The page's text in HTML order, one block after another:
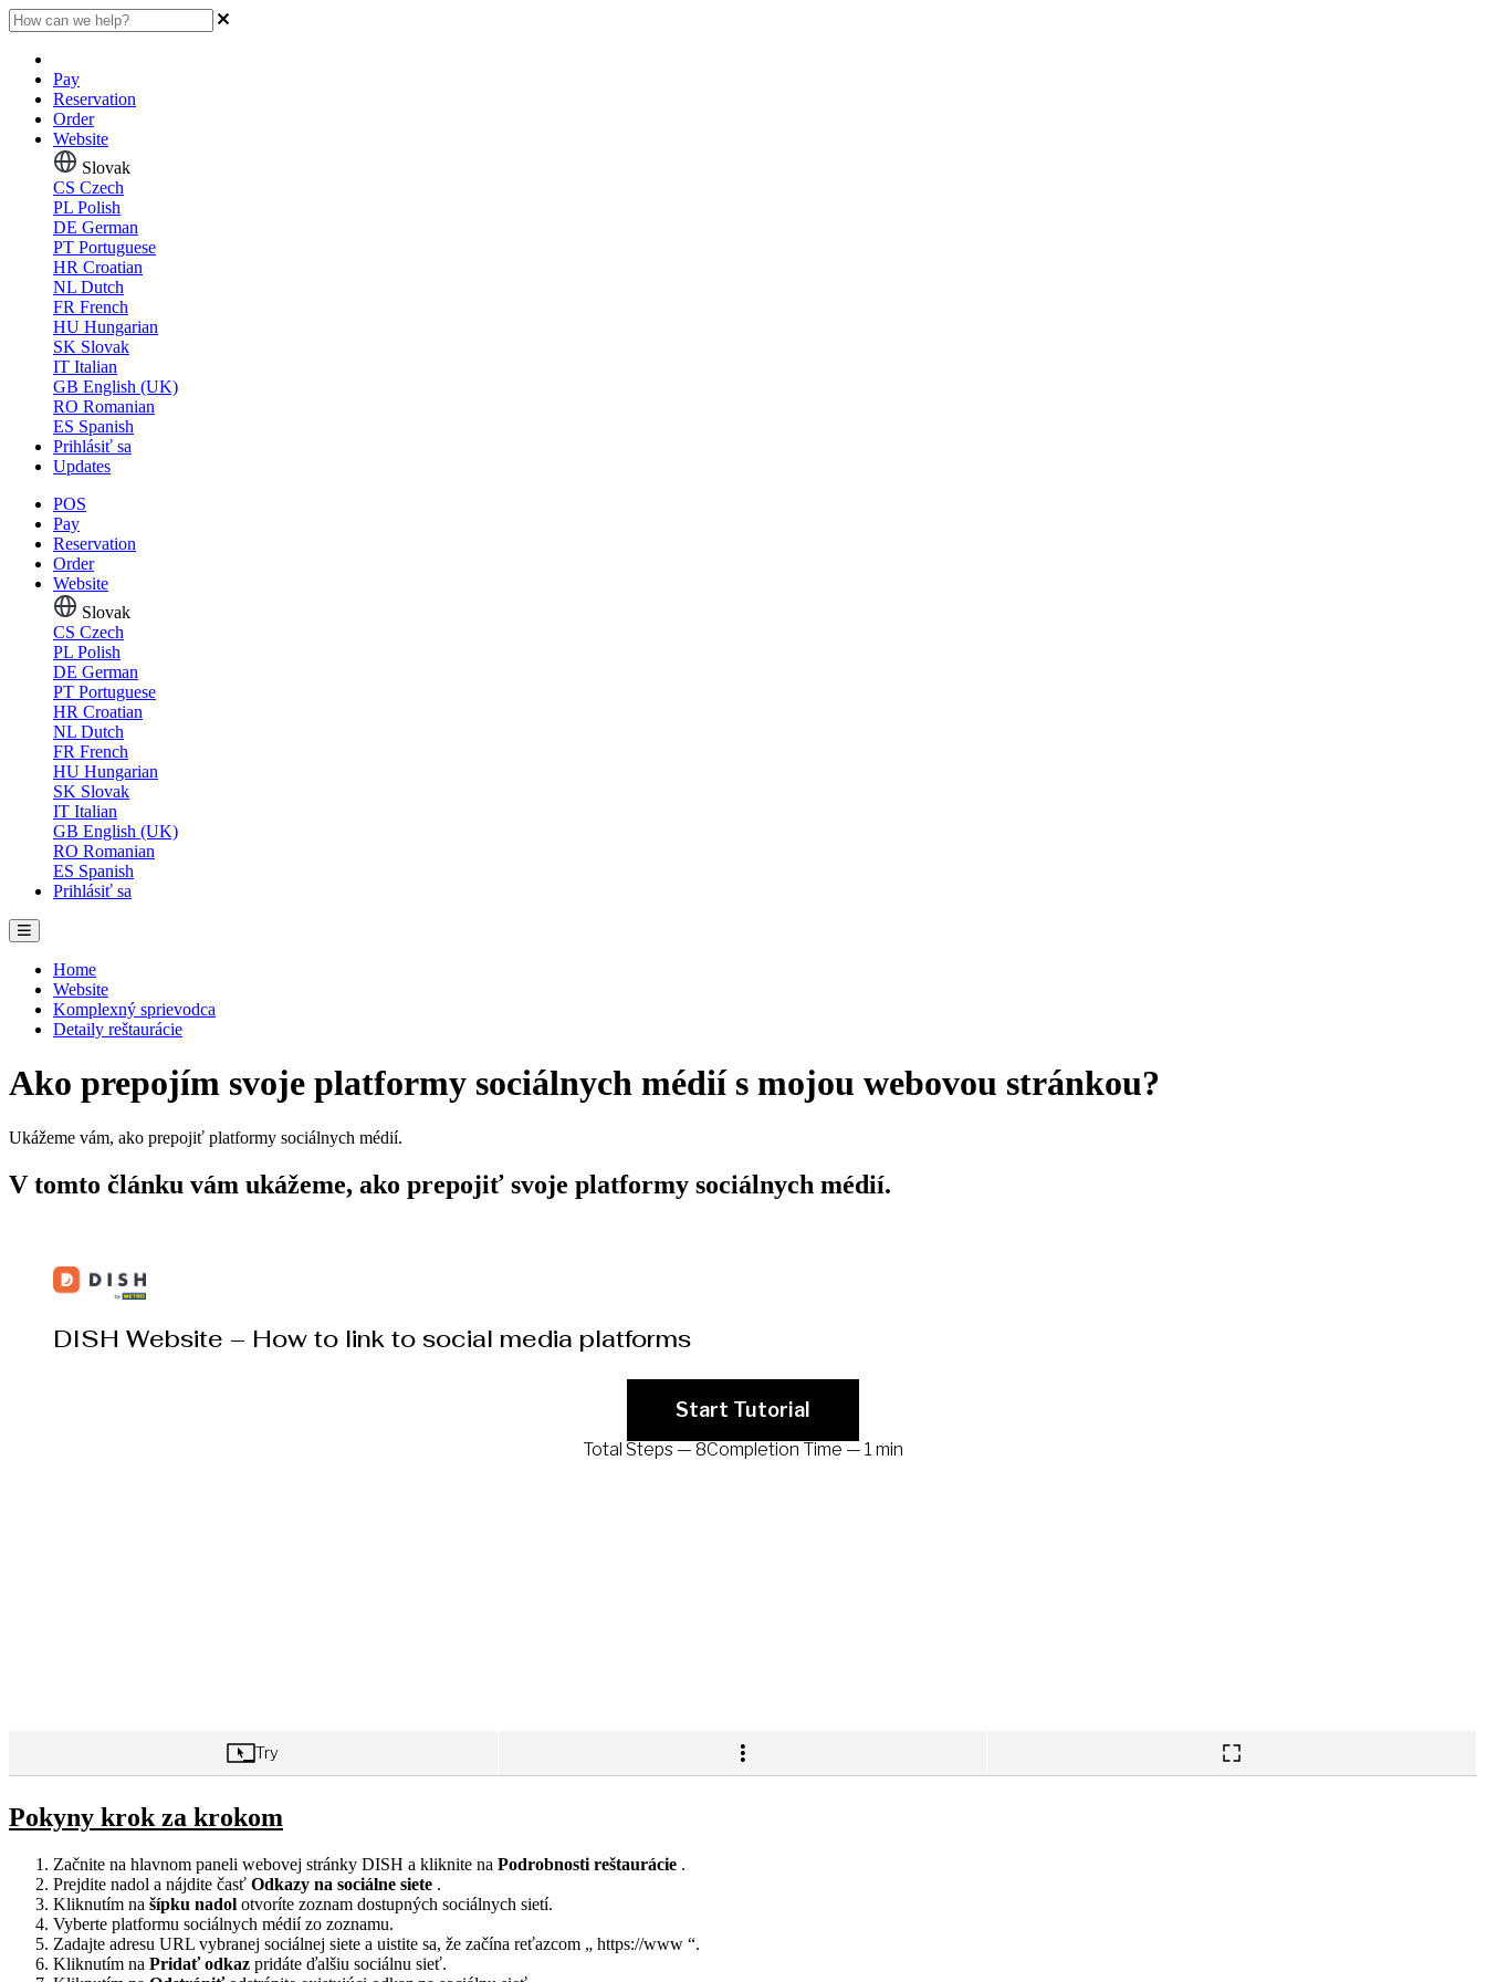
Pay
Reservation
Order
Website
Slovak
CS Czech
PL Polish
DE German
PT Portuguese
HR Croatian
NL Dutch
FR French
HU Hungarian
SK Slovak
IT Italian
GB English (UK)
RO Romanian
ES Spanish
Prihlásiť sa
Updates
POS
Pay
Reservation
Order
Website
Slovak
CS Czech
PL Polish
DE German
PT Portuguese
HR Croatian
NL Dutch
FR French
HU Hungarian
SK Slovak
IT Italian
GB English (UK)
RO Romanian
ES Spanish
Prihlásiť sa
Home
Website
Komplexný sprievodca
Detaily reštaurácie
Ako prepojím svoje platformy sociálnych médií s mojou webovou stránkou?
Ukážeme vám, ako prepojiť platformy sociálnych médií.
V tomto článku vám ukážeme, ako prepojiť svoje platformy sociálnych médií.
Pokyny krok za krokom
Začnite na hlavnom paneli webovej stránky DISH a kliknite na Podrobnosti reštaurácie .
Prejdite nadol a nájdite časť Odkazy na sociálne siete .
Kliknutím na šípku nadol otvoríte zoznam dostupných sociálnych sietí.
Vyberte platformu sociálnych médií zo zoznamu.
Zadajte adresu URL vybranej sociálnej siete a uistite sa, že začína reťazcom „ https://www “.
Kliknutím na Pridať odkaz pridáte ďalšiu sociálnu sieť.